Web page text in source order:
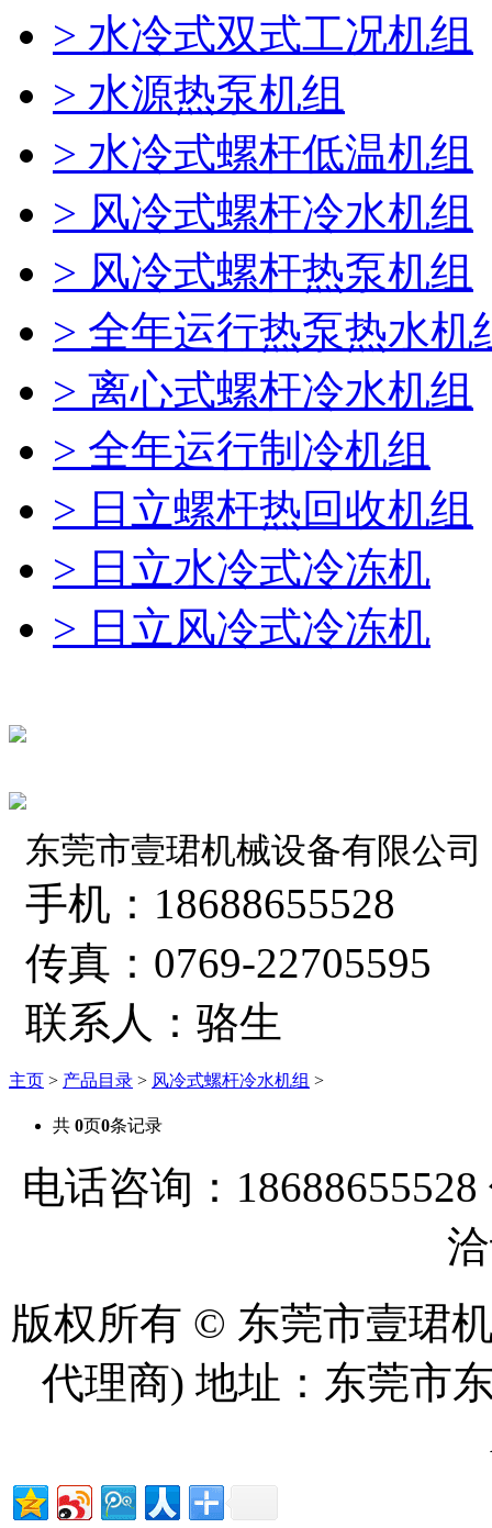
> 水冷式双式工况机组
> 水源热泵机组
> 水冷式螺杆低温机组
> 风冷式螺杆冷水机组
> 风冷式螺杆热泵机组
> 全年运行热泵热水机
> 离心式螺杆冷水机组
> 全年运行制冷机组
> 日立螺杆热回收机组
> 日立水冷式冷冻机
> 日立风冷式冷冻机
东莞市壹珺机械设备有限公司
手机：18688655528
传真：0769-22705595
联系人：骆生
主页 > 产品目录 > 风冷式螺杆冷水机组 >
共 0页0条记录
电话咨询：
版权所有 © 东莞市壹珺
代理商) 地址：东莞市